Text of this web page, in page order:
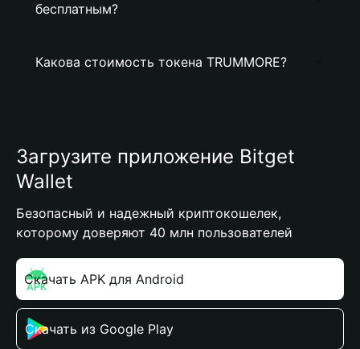
бесплатным?
Какова стоимость токена TRUMMORE?
Загрузите приложение Bitget
Wallet
Безопасный и надежный криптокошелек,
которому доверяют 40 млн пользователей
Скачать APK для Android
Скачать из Google Play